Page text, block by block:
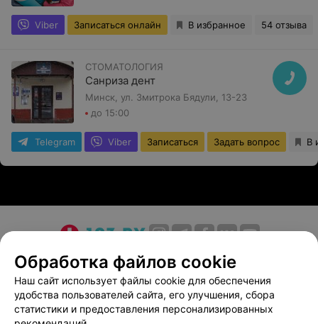
Viber Записаться онлайн В избранное 54 отзыва
СТОМАТОЛОГИЯ
Санриза дент
Минск, ул. Змитрока Бядули, 13-23
до 15:00
Telegram Viber Записаться Задать вопрос В
О проекте Новости проекта
Размещение рекламы
Медицинский маркетинг
Публичный договор
Пользовательское соглашение
Способы оплаты
Вакансии
Партнеры
Обработка файлов cookie
Наш сайт использует файлы cookie для обеспечения
удобства пользователей сайта, его улучшения, сбора
статистики и предоставления персонализированных